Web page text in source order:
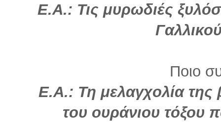
Ε.Α.: Τις μυρωδιές
Ποιο
Ε.Α.: Τη μελαγχολία της
του ουράνιου τόξου